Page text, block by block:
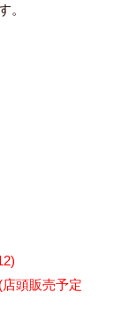
。
(店頭販売予定